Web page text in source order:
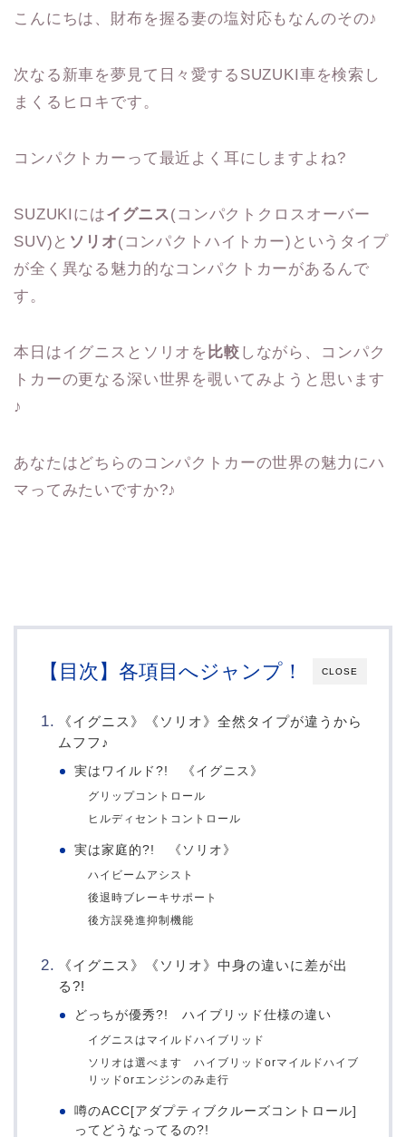
こんにちは、財布を握る妻の塩対応もなんのその♪
次なる新車を夢見て日々愛するSUZUKI車を検索し
まくるヒロキです。
コンパクトカーって最近よく耳にしますよね?
SUZUKIにはイグニス (コンパクトクロスオーバー
SUV)と ソリオ(コンパクトハイトカー)というタイプ
が全く異なる魅力的なコンパクトカーがあるんで
す。
本日はイグニスとソリオを 比較 しながら、コンパク
トカーの更なる深い世界を覗いてみようと思います
♪
あなたはどちらのコンパクトカーの世界の魅力にハ
マってみたいですか?♪
CLOSE
【目次】各項目へジャンプ！
《イグニス》《ソリオ》全然タイプが違うから
ムフフ♪
実はワイルド?! 《イグニス》
グリップコントロール
ヒルディセントコントロール
実は家庭的?! 《ソリオ》
ハイビームアシスト
後退時ブレーキサポート
後方誤発進抑制機能
《イグニス》《ソリオ》中身の違いに差が出
る?!
どっちが優秀?! ハイブリッド仕様の違い
イグニスはマイルドハイブリッド
ソリオは選べます ハイブリッドorマイルドハイブ
リッドorエンジンのみ走行
噂のACC[アダプティブクルーズコントロール]
ってどうなってるの?!